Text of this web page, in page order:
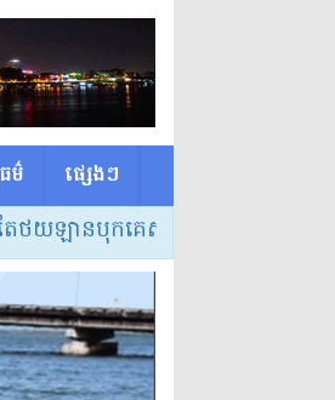
ម៌ ផ្សេង​ៗ
នបុកគេស្លាប់ត្រូវចោទពីបទប្រើគ្រឿង